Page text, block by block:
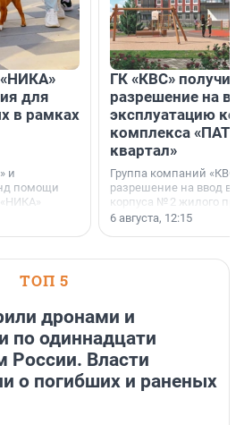
для
в рамках
и
помощи
ГК «КВС»
разрешение на
эксплуатацию
комплекса
квартал»
Группа компаний
разрешение на ввод в
корпуса № 2 жилого
Уютный квартал»,
6 августа, 12:15
ТОП 5
дронами и
по одиннадцати
России. Власти
о погибших и раненых